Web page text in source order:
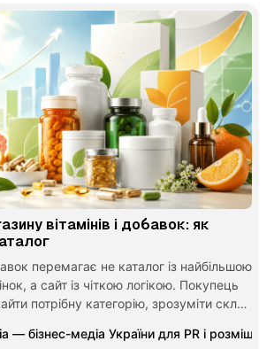
вітамінів і добавок: як
перемагає не каталог із найбільшою
а сайт із чіткою логікою. Покупець
потрібну категорію, зрозуміти склад
варіанти без агресивних
інформаційного шуму.
— бізнес-медіа України для PR і